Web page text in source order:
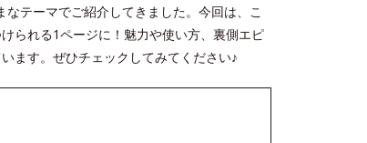
テーマでご紹介してきました。今回は、こ
られる1ページに！魅力や使い方、裏側エピ
ます。ぜひチェックしてみてください♪